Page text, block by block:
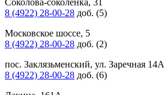
Соколова-соколенка, 31
8 (4922) 28-00-28 доб. (5)
Московское шоссе, 5
8 (4922) 28-00-28 доб. (2)
пос. Заклязьменский, ул. Заречная 14А
8 (4922) 28-00-28 доб. (6)